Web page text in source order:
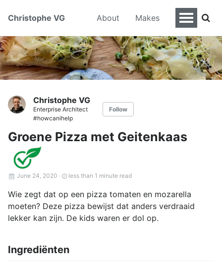
Christophe VG About Makes
Christophe VG
Enterprise Architect
#howcanihelp
Follow
Groene Pizza met Geitenkaas
June 24, 2020 · less than 1 minute read
Wie zegt dat op een pizza tomaten en mozarella
moeten? Deze pizza bewijst dat anders verdraaid
lekker kan zijn. De kids waren er dol op.
Ingrediënten